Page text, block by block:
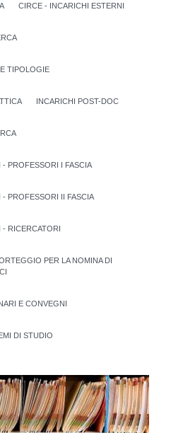
CIRCE - INCARICHI ESTERNI
TIPOLOGIE
INCARICHI POST-DOC
PROFESSORI I FASCIA
PROFESSORI II FASCIA
- RICERCATORI
PER LA NOMINA DI
E CONVEGNI
DI STUDIO